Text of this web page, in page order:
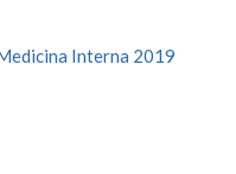
Interna 2019